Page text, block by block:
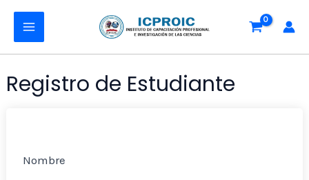
contenido
MAIN
MENU
Registro de Estudiante
Nombre